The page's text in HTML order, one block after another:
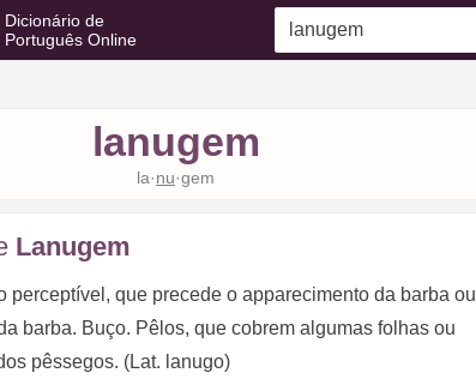
Dicionário de
Português Online
lanugem
la·nu·gem
Lanugem
perceptível, que precede o apparecimento da barba ou
barba. Buço. Pêlos, que cobrem algumas folhas ou
pêssegos. (Lat. lanugo)